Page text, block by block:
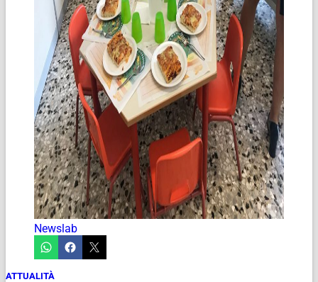
Newslab
ATTUALITÀ